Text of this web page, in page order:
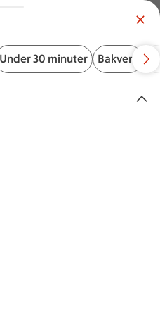
Logga in
Välj butik
Under 30 minuter Bakverk